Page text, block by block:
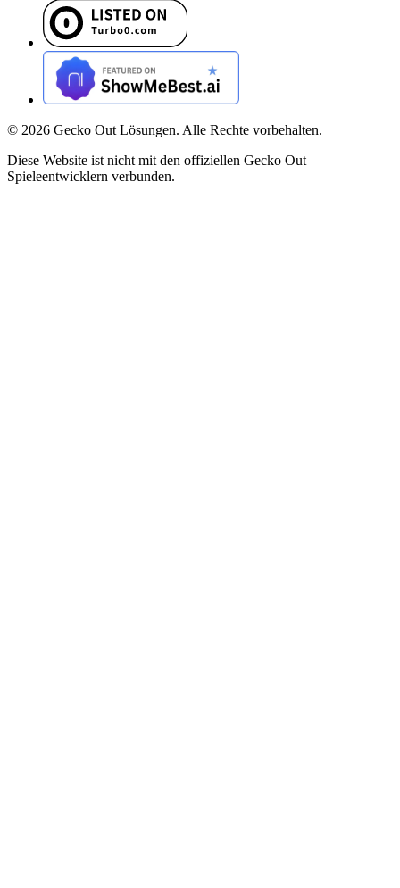
© 2026 Gecko Out Lösungen. Alle Rechte vorbehalten.
Diese Website ist nicht mit den offiziellen Gecko Out
Spieleentwicklern verbunden.